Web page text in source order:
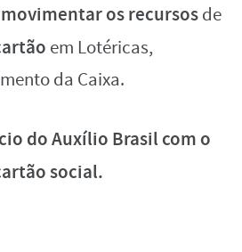
movimentar os recursosde
em Lotéricas,
da Caixa.
do Auxílio Brasil com o
social.